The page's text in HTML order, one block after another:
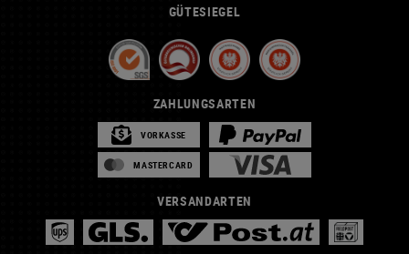
GÜTESIEGEL
ZAHLUNGSARTEN
VORKASSE
MASTERCARD
VERSANDARTEN